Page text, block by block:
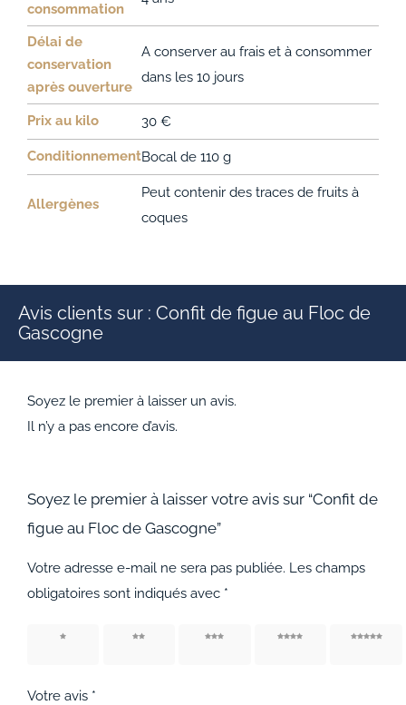
consommation
Délai de
conservation
après ouverture
A conserver au frais et à consommer
dans les 10 jours
Prix au kilo 30 €
ConditionnementBocal de 110 g
Allergènes
Peut contenir des traces de fruits à
coques
Avis clients sur : Confit de figue au Floc de
Gascogne
Soyez le premier à laisser un avis.
Il n’y a pas encore d’avis.
Soyez le premier à laisser votre avis sur “Confit de
figue au Floc de Gascogne”
Votre adresse e-mail ne sera pas publiée. Les champs
obligatoires sont indiqués avec *
1 étoile
2 étoiles
3 étoiles
4 étoiles
5 étoiles
Votre avis *